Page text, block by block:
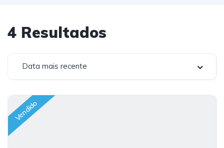
4 Resultados
Data mais recente
Vendido